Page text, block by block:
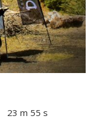
23 m 55 s